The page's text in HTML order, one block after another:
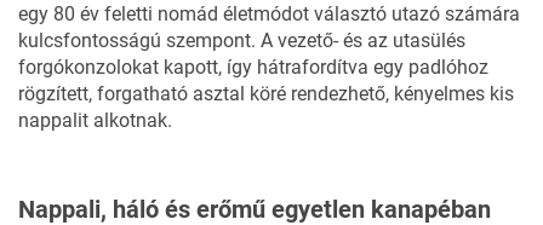
egy 80 év feletti nomád életmódot választó utazó számára
kulcsfontosságú szempont. A vezető- és az utasülés
forgókonzolokat kapott, így hátrafordítva egy padlóhoz
rögzített, forgatható asztal köré rendezhető, kényelmes kis
nappalit alkotnak.
Nappali, háló és erőmű egyetlen kanapéban